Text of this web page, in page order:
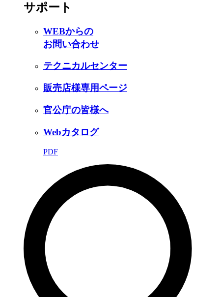
サポート
WEBからの
お問い合わせ
テクニカルセンター
販売店様専用ページ
官公庁の皆様へ
Webカタログ
PDF